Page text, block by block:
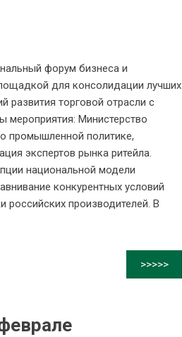
форум бизнеса и
для консолидации лучших
развития торговой отрасли с
мероприятия: Министерство
промышленной политике,
экспертов рынка ритейла.
национальной модели
конкурентных условий
производителей. В
>>>>>